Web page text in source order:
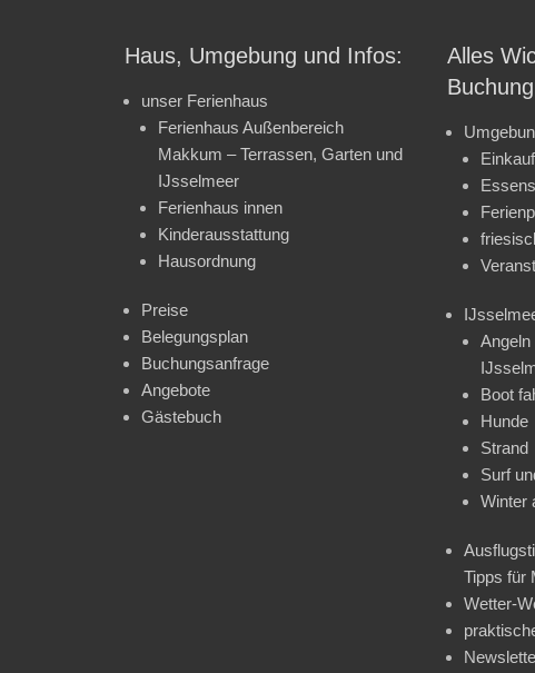
Haus, Umgebung und Infos:
unser Ferienhaus
Ferienhaus Außenbereich
Makkum – Terrassen, Garten und
IJsselmeer
Ferienhaus innen
Kinderausstattung
Hausordnung
Preise
Belegungsplan
Buchungsanfrage
Angebote
Gästebuch
Alles
Boot
Hunde
Strand
Surf
Winter
Tipps für
Wetter-